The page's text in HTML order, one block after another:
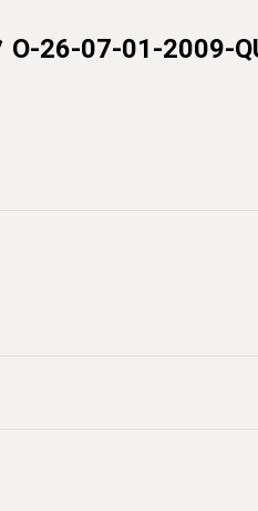
26-07-01-2009-